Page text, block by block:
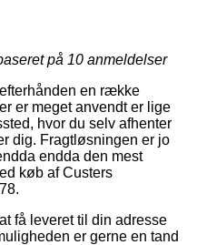
på 10 anmeldelser
en række
er meget anvendt er lige
hvor du selv afhenter
dig. Fragtløsningen er jo
endda den mest
køb af Custers
få leveret til din adresse
er gerne en tand